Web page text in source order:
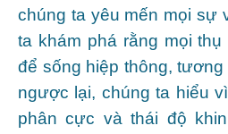
chúng ta yêu mến mọi sự
ta khám phá rằng mọi
để sống hiệp thông,
ngược lại, chúng ta hiểu
phân cực và thái độ